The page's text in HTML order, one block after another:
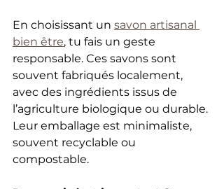
En choisissant un savon artisanal
bien être, tu fais un geste
responsable. Ces savons sont
souvent fabriqués localement,
avec des ingrédients issus de
l’agriculture biologique ou durable.
Leur emballage est minimaliste,
souvent recyclable ou
compostable.